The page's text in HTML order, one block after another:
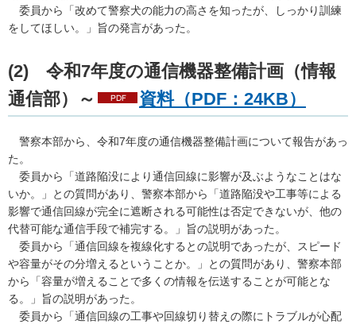
委員から「改めて警察犬の能力の高さを知ったが、しっかり訓練
をしてほしい。」旨の発言があった。
(2) 令和7年度の通信機器整備計画（情報
通信部）～
資料（PDF：24KB）
警察本部から、令和7年度の通信機器整備計画について報告があっ
た。
委員から「道路陥没により通信回線に影響が及ぶようなことはな
いか。」との質問があり、警察本部から「道路陥没や工事等による
影響で通信回線が完全に遮断される可能性は否定できないが、他の
代替可能な通信手段で補完する。」旨の説明があった。
委員から「通信回線を複線化するとの説明であったが、スピード
や容量がその分増えるということか。」との質問があり、警察本部
から「容量が増えることで多くの情報を伝送することが可能とな
る。」旨の説明があった。
委員から「通信回線の工事や回線切り替えの際にトラブルが心配